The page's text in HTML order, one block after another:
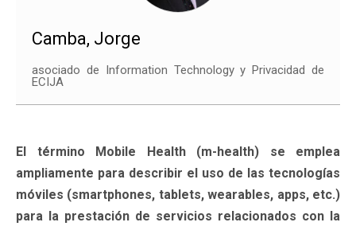
Camba, Jorge
asociado de Information Technology y Privacidad de
ECIJA
El término Mobile Health (m-health) se emplea
ampliamente para describir el uso de las tecnologías
móviles (smartphones, tablets, wearables, apps, etc.)
para la prestación de servicios relacionados con la